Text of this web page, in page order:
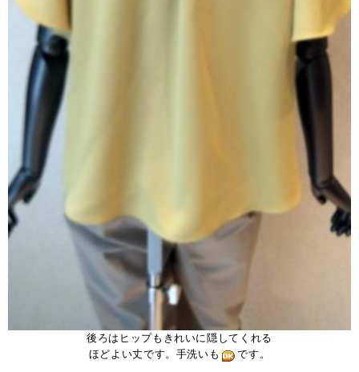
後ろはヒップもきれいに隠してくれる
ほどよい丈です。手洗いも
です。